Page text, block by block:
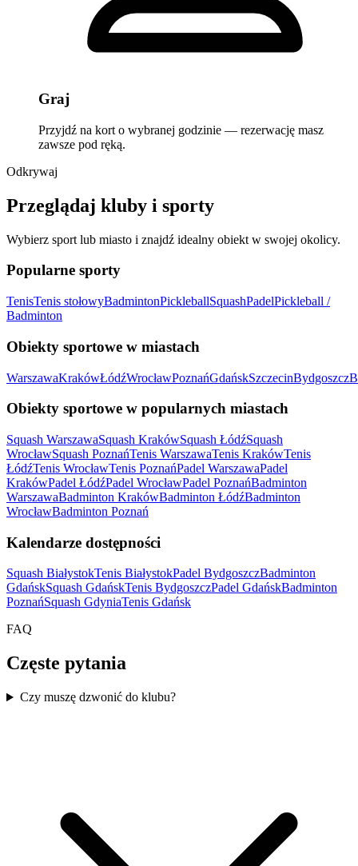
Graj
Przyjdź na kort o wybranej godzinie — rezerwację masz
zawsze pod ręką.
Odkrywaj
Przeglądaj kluby i sporty
Wybierz sport lub miasto i znajdź idealny obiekt w swojej okolicy.
Popularne sporty
TenisTenis stołowyBadmintonPickleballSquashPadelPickleball /
Badminton
Obiekty sportowe w miastach
WarszawaKrakówŁódźWrocławPoznańGdańskSzczecinBydgoszcz
Obiekty sportowe w popularnych miastach
Squash WarszawaSquash KrakówSquash ŁódźSquash
WrocławSquash PoznańTenis WarszawaTenis KrakówTenis
ŁódźTenis WrocławTenis PoznańPadel WarszawaPadel
KrakówPadel ŁódźPadel WrocławPadel PoznańBadminton
WarszawaBadminton KrakówBadminton ŁódźBadminton
WrocławBadminton Poznań
Kalendarze dostępności
Squash BiałystokTenis BiałystokPadel BydgoszczBadminton
GdańskSquash GdańskTenis BydgoszczPadel GdańskBadminton
PoznańSquash GdyniaTenis Gdańsk
FAQ
Częste pytania
Czy muszę dzwonić do klubu?